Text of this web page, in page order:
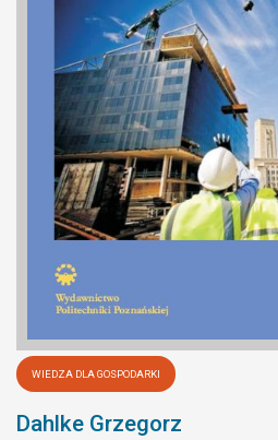
WIEDZA DLA GOSPODARKI
Dahlke Grzegorz